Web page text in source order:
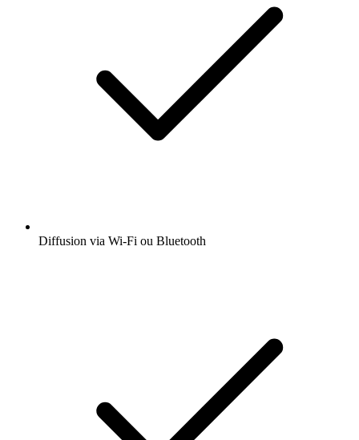
Diffusion via Wi-Fi ou Bluetooth